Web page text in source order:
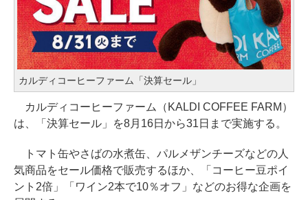
カルディコーヒーファーム「決算セール」
カルディコーヒーファーム（KALDI COFFEE FARM）
は、「決算セール」を8月16日から31日まで実施する。
トマト缶やさばの水煮缶、パルメザンチーズなどの人
気商品をセール価格で販売するほか、「コーヒー豆ポイ
ント2倍」「ワイン2本で10％オフ」などのお得な企画を